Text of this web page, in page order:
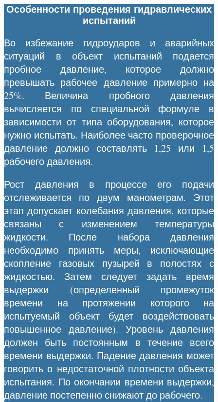
Особенности проведения гидравлических
испытаний
Во избежание гидроударов и аварийных
ситуаций в объект испытаний подается
пробное давление, которое должно
превышать рабочее давление примерно на
25%. Величина пробного давления
вычисляется по специальной формуле в
зависимости от типа оборудования, которое
нужно испытать. Наиболее часто проверочное
давление должно составлять 1,25 или 1,5
рабочего давления.
Рост давления в процессе его подачи
отслеживается по двум манометрам. Этот
этап допускает колебания давления, которые
связаны с изменением температуры
жидкости. После набора давления
необходимо принять меры, исключающие
скопление газовых пузырей в полостях с
жидкостью. Затем следует задать время
выдержки (определенный промежуток
времени на протяжении которого на
испытуемый объект будет воздействовать
повышенное давление). Уровень давления
должен быть постоянным в течение всего
времени выдержки. Падение давления может
говорить о недостаточной плотности объекта
испытания. По окончании времени выдержки,
давление постепенно снижают до рабочего.